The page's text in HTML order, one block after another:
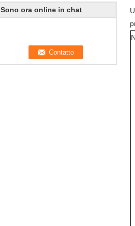
Sono ora online in chat